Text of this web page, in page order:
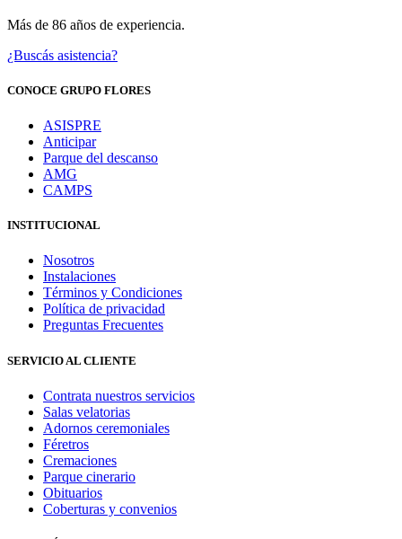
Más de 86 años de experiencia.
¿Buscás asistencia?
CONOCE GRUPO FLORES
ASISPRE
Anticipar
Parque del descanso
AMG
CAMPS
INSTITUCIONAL
Nosotros
Instalaciones
Términos y Condiciones
Política de privacidad
Preguntas Frecuentes
SERVICIO AL CLIENTE
Contrata nuestros servicios
Salas velatorias
Adornos ceremoniales
Féretros
Cremaciones
Parque cinerario
Obituarios
Coberturas y convenios